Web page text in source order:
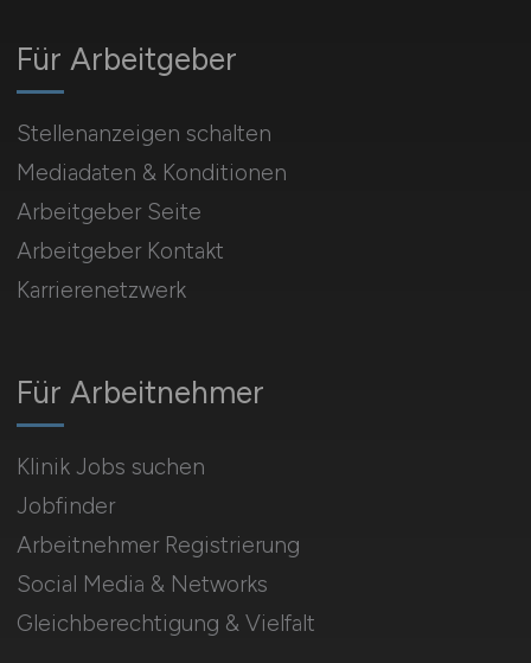
Für Arbeitnehmer
Klinik Jobs suchen
Jobfinder
Arbeitnehmer Registrierung
Social Media & Networks
Gleichberechtigung & Vielfalt
Für Arbeitgeber
Stellenanzeigen schalten
Mediadaten & Konditionen
Arbeitgeber Seite
Arbeitgeber Kontakt
Karrierenetzwerk